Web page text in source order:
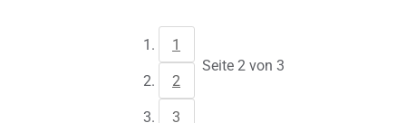
1
2
3
Seite 2 von 3